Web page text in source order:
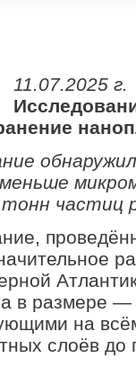
11.07.2025 г.
частиц
в размере —
на
слоёв до